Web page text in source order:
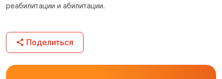
реабилитации и абилитации.
Поделиться